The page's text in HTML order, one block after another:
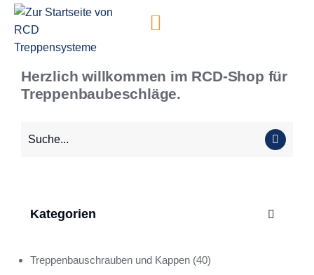
springen
Herzlich willkommen im RCD-Shop für
Treppenbaubeschläge.
Kategorien
Treppenbauschrauben und Kappen (40)